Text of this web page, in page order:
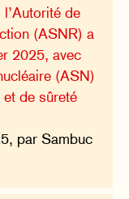
de
(ASNR) a
2025, avec
(ASN)
de sûreté
par Sambuc